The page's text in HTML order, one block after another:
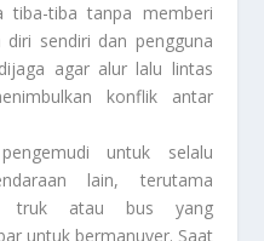
tiba-tiba tanpa memberi
sendiri dan pengguna
agar alur lalu lintas
konflik antar
untuk selalu
lain, terutama
truk atau bus yang
untuk bermanuver. Saat